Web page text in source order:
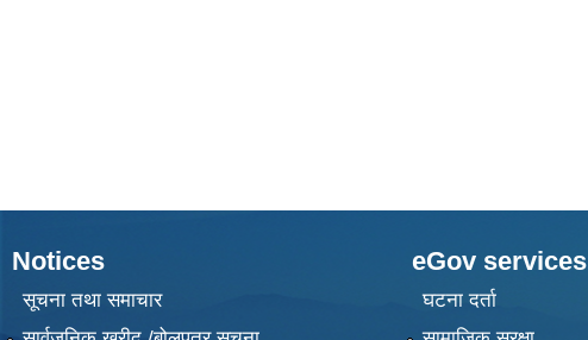
Notices
सूचना तथा समाचार
eGov services
घटना दर्ता